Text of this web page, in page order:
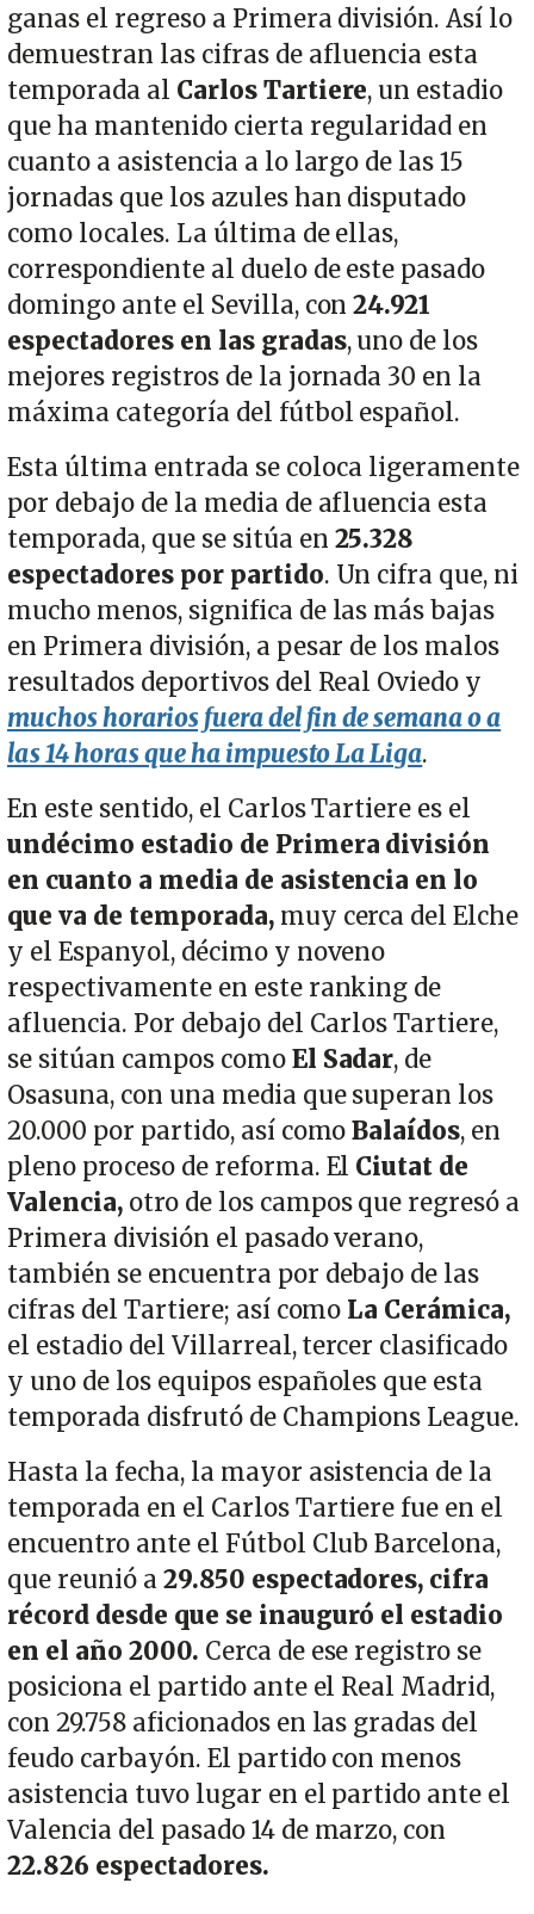
ganas el regreso a Primera división. Así lo
demuestran las cifras de afluencia esta
temporada al Carlos Tartiere, un estadio
que ha mantenido cierta regularidad en
cuanto a asistencia a lo largo de las 15
jornadas que los azules han disputado
como locales. La última de ellas,
correspondiente al duelo de este pasado
domingo ante el Sevilla, con24.921
espectadores en las gradas, uno de los
mejores registros de la jornada 30 en la
máxima categoría del fútbol español.
Esta última entrada se coloca ligeramente
por debajo de la media de afluencia esta
temporada, que se sitúa en 25.328
espectadores por partido. Un cifra que, ni
mucho menos, significa de las más bajas
en Primera división, a pesar de los malos
resultados deportivos del Real Oviedo y
muchos horarios fuera del fin de semana o a
las 14 horas que ha impuesto La Liga.
En este sentido, el Carlos Tartiere es el
undécimo estadio de Primera división
en cuanto a media de asistencia en lo
que va de temporada,muy cerca del Elche
y el Espanyol, décimo y noveno
respectivamente en este ranking de
afluencia. Por debajo del Carlos Tartiere,
se sitúan campos comoEl Sadar, de
Osasuna, con una media que superan los
20.000 por partido, así comoBalaídos, en
pleno proceso de reforma. El Ciutat de
Valencia,otro de los campos que regresó a
Primera división el pasado verano,
también se encuentra por debajo de las
cifras del Tartiere; así como La Cerámica,
el estadio del Villarreal, tercer clasificado
y uno de los equipos españoles que esta
temporada disfrutó de Champions League.
Hasta la fecha, la mayor asistencia de la
temporada en el Carlos Tartiere fue en el
encuentro ante el Fútbol Club Barcelona,
que reunió a29.850 espectadores, cifra
récord desde que se inauguró el estadio
en el año 2000. Cerca de ese registro se
posiciona el partido ante el Real Madrid,
con 29.758 aficionados en las gradas del
feudo carbayón. El partido con menos
asistencia tuvo lugar en el partido ante el
Valencia del pasado 14 de marzo, con
22.826 espectadores.